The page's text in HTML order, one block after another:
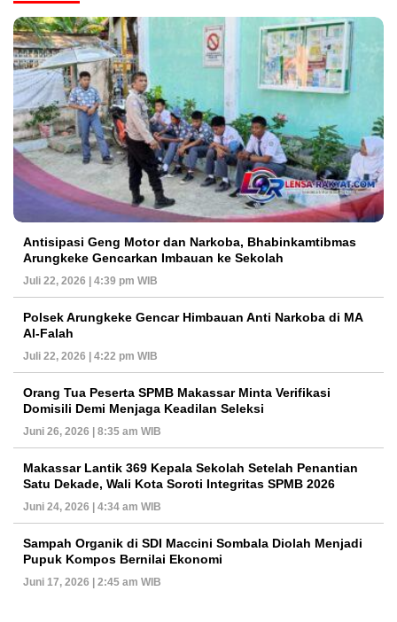
Antisipasi Geng Motor dan Narkoba, Bhabinkamtibmas
Arungkeke Gencarkan Imbauan ke Sekolah
Juli 22, 2026 | 4:39 pm WIB
Polsek Arungkeke Gencar Himbauan Anti Narkoba di MA
Al-Falah
Juli 22, 2026 | 4:22 pm WIB
Orang Tua Peserta SPMB Makassar Minta Verifikasi
Domisili Demi Menjaga Keadilan Seleksi
Juni 26, 2026 | 8:35 am WIB
Makassar Lantik 369 Kepala Sekolah Setelah Penantian
Satu Dekade, Wali Kota Soroti Integritas SPMB 2026
Juni 24, 2026 | 4:34 am WIB
Sampah Organik di SDI Maccini Sombala Diolah Menjadi
Pupuk Kompos Bernilai Ekonomi
Juni 17, 2026 | 2:45 am WIB